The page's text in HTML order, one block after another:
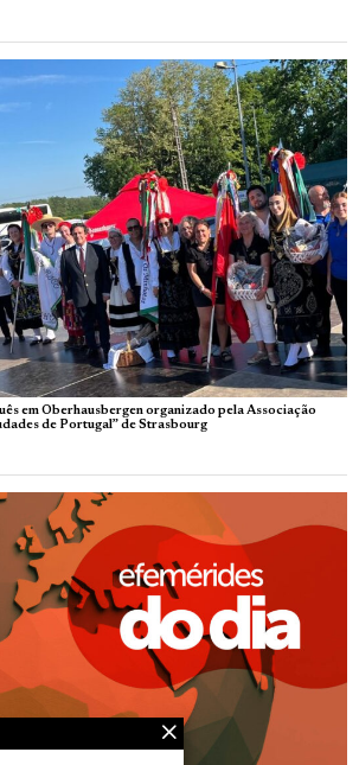
em Oberhausbergen organizado pela Associação
de Portugal” de Strasbourg